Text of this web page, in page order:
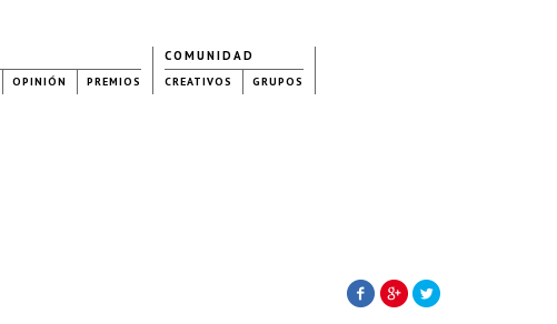
OPINIÓN PREMIOS
COMUNIDAD
CREATIVOS GRUPOS